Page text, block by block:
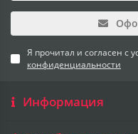
Я прочитал и согласен с
конфиденциальности
Информация